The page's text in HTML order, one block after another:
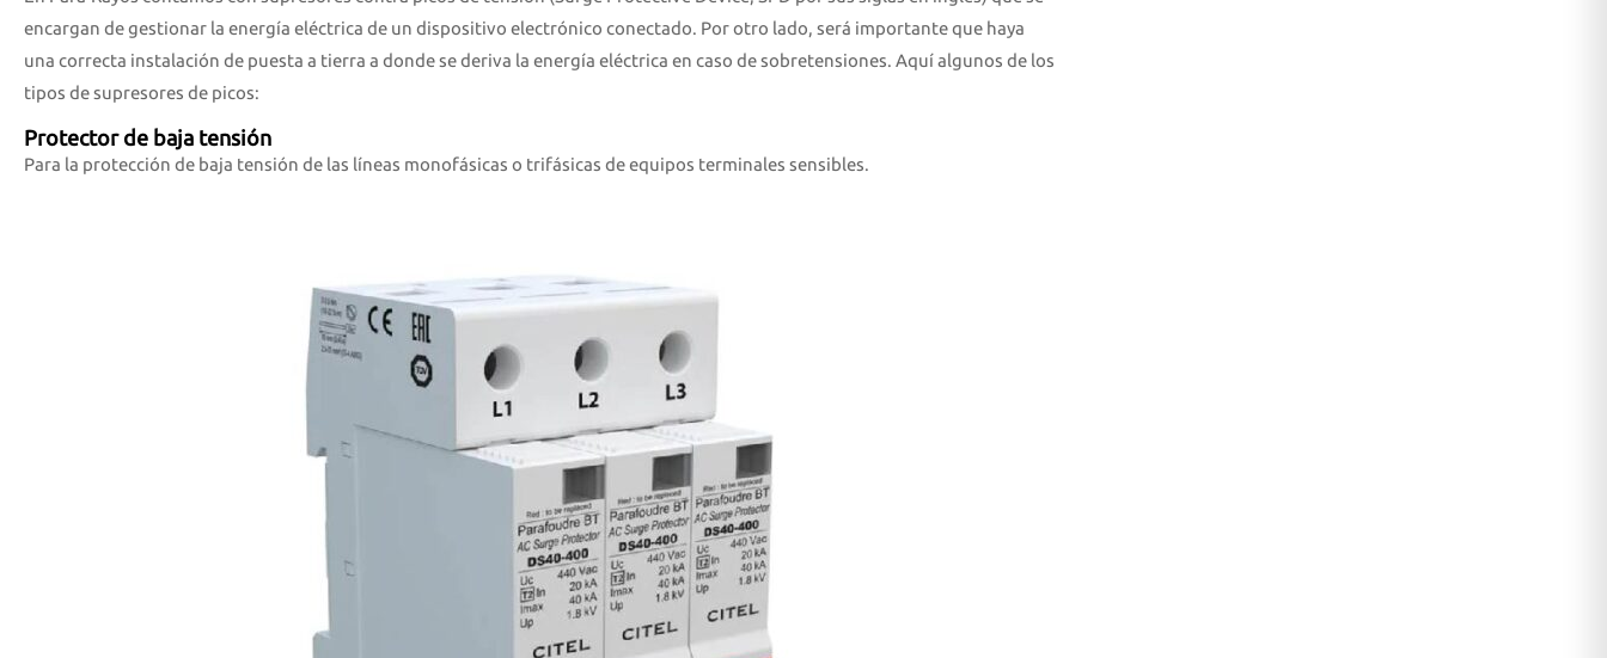
encargan de gestionar la energía eléctrica de un dispositivo electrónico conectado. Por otro lado, será importante que haya
una correcta instalación de puesta a tierra a donde se deriva la energía eléctrica en caso de sobretensiones. Aquí algunos de los
tipos de supresores de picos:
Protector de baja tensión
Para la protección de baja tensión de las líneas monofásicas o trifásicas de equipos terminales sensibles.